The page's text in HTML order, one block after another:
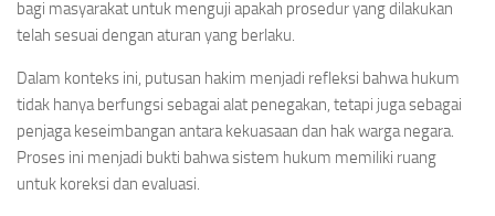
bagi masyarakat untuk menguji apakah prosedur yang dilakukan
telah sesuai dengan aturan yang berlaku.
Dalam konteks ini, putusan hakim menjadi refleksi bahwa hukum
tidak hanya berfungsi sebagai alat penegakan, tetapi juga sebagai
penjaga keseimbangan antara kekuasaan dan hak warga negara.
Proses ini menjadi bukti bahwa sistem hukum memiliki ruang
untuk koreksi dan evaluasi.